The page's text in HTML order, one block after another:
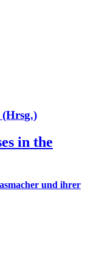
in the
und ihrer